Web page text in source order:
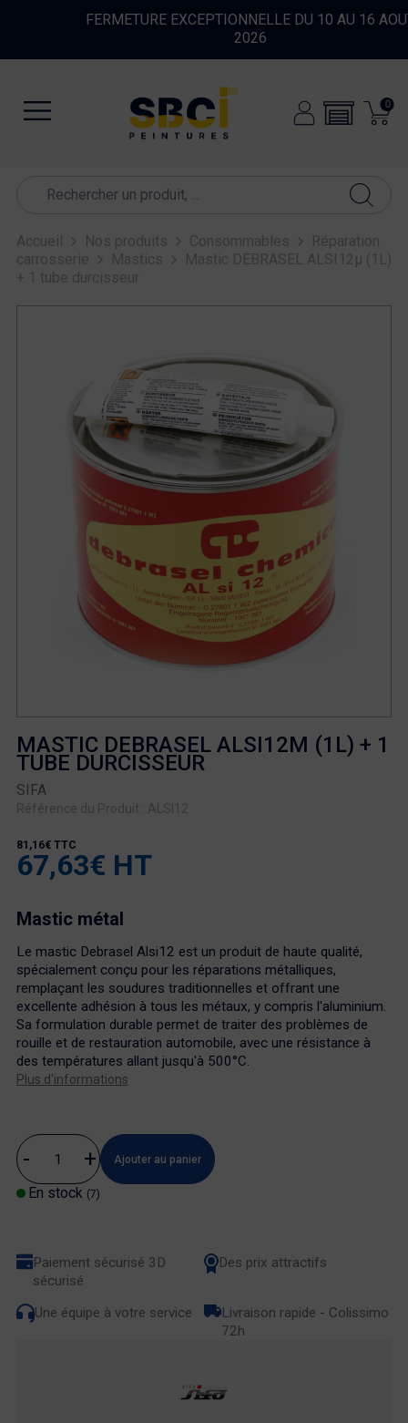
FERMETURE EXCEPTIONNELLE DU 10 AU 16 AOUT
0
Accueil Nos produits Consommables
Réparation
carrosserie
Mastics
Mastic DEBRASEL ALSI12µ (1L)
+ 1 tube durcisseur
MASTIC DEBRASEL ALSI12Μ (1L) + 1
TUBE DURCISSEUR
SIFA
Référence du Produit : ALSI12
67,63€ HT
81,16€ TTC
Mastic métal
Le mastic Debrasel Alsi12 est un produit de haute qualité,
spécialement conçu pour les réparations métalliques,
remplaçant les soudures traditionnelles et offrant une
excellente adhésion à tous les métaux, y compris l'aluminium.
Sa formulation durable permet de traiter des problèmes de
rouille et de restauration automobile, avec une résistance à
des températures allant jusqu'à 500°C.
Plus d'informations
Ajouter au panier
En stock (7)
Paiement sécurisé 3D
sécurisé
Des prix attractifs
Une équipe à votre service
Livraison rapide - Colissimo
72h